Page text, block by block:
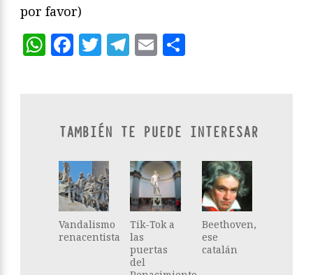
por favor)
WhatsApp
Facebook
Twitter
Telegram
Email
TAMBIÉN TE PUEDE INTERESAR
Vandalismo
renacentista
Tik-Tok a
las
puertas
del
Beethoven,
ese
catalán